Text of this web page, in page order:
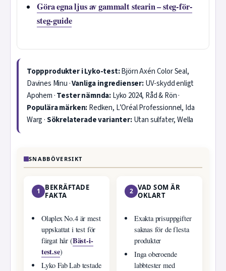
Göra egna ljus av gammalt stearin – steg-för-
steg-guide
Toppprodukter i Lyko-test:Björn Axén Color Seal,
Davines Minu ·Vanliga ingredienser:UV-skydd enligt
Apohem ·Tester nämnda:Lyko 2024, Råd & Rön ·
Populära märken:Redken, L’Oréal Professionnel, Ida
Warg ·Sökrelaterade varianter:Utan sulfater, Wella
SNABBÖVERSIKT
1
BEKRÄFTADE
FAKTA
Olaplex No.4 är mest
uppskattat i test för
färgat hår (Bäst-i-
test.se)
Lyko Fab Lab testade
2 VAD SOM ÄR
OKLART
Exakta prisuppgifter
saknas för de flesta
produkter
Inga oberoende
labbtester med